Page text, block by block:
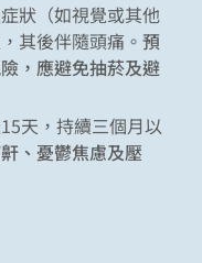
狀（如視覺或其他
其後伴隨頭痛。預
，應避免抽菸及避
天，持續三個月以
、憂鬱焦慮及壓